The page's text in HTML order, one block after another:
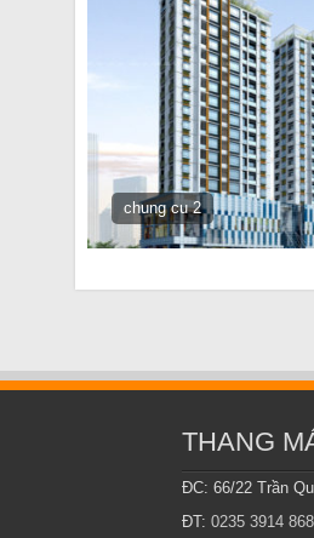
chung cu 2
THANG
ĐC: 66/22 Trần
ĐT: 0235 3914 868